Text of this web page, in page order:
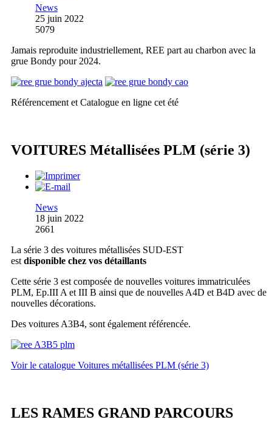
News
25 juin 2022
5079
Jamais reproduite industriellement, REE part au charbon avec la
grue Bondy pour 2024.
Référencement et Catalogue en ligne cet été
VOITURES Métallisées PLM (série 3)
News
18 juin 2022
2661
La série 3 des voitures métallisées SUD-EST
est disponible chez vos détaillants
Cette série 3 est composée de nouvelles voitures immatriculées
PLM, Ep.III A et III B ainsi que de nouvelles A4D et B4D avec de
nouvelles décorations.
Des voitures A3B4, sont également référencée.
Voir le catalogue Voitures métallisées PLM (série 3)
LES RAMES GRAND PARCOURS